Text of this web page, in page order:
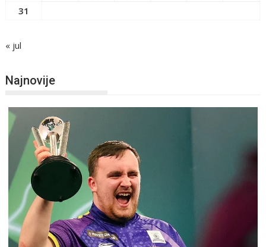
31
« jul
Najnovije